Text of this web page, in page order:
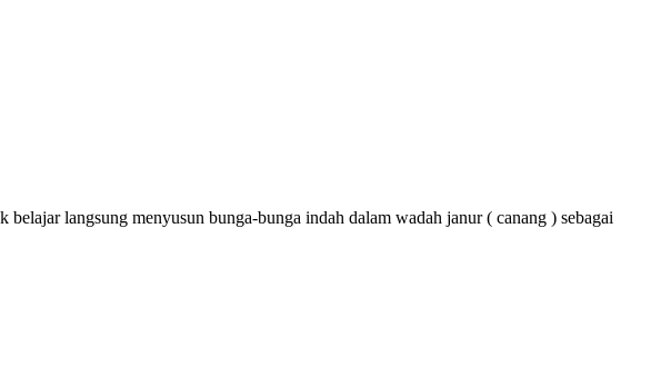
langsung menyusun bunga-bunga indah dalam wadah janur ( canang ) sebagai